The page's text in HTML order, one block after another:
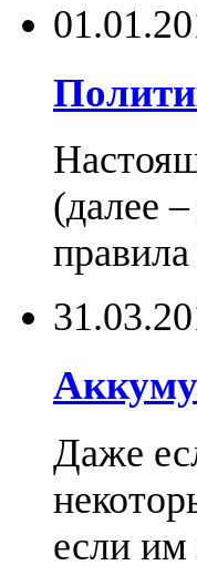
(далее
Даже
если им